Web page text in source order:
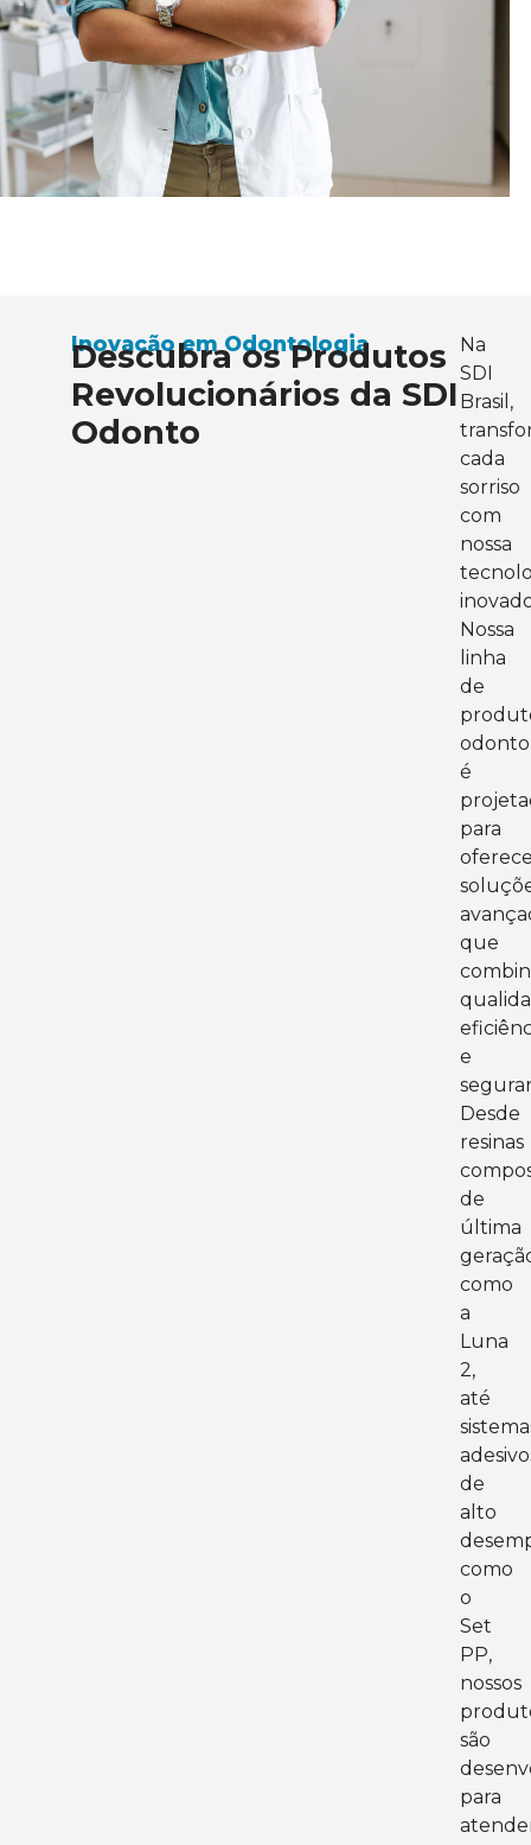
Inovação em Odontologia
Descubra os Produtos
Revolucionários da SDI
Odonto
Na
SDI
Brasil,
cada
sorriso
com
nossa
Nossa
linha
de
é
para
que
e
Desde
resinas
de
última
como
a
Luna
2,
até
de
alto
como
o
Set
PP,
nossos
são
para